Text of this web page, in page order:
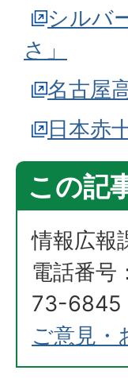
シルバ
さ」
名古屋
日本赤
この記
情報広報
電話番
73-6845
ご意見・